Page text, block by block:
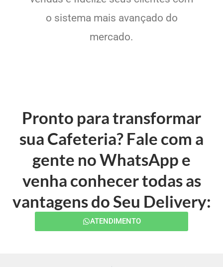
o sistema mais avançado do
mercado.
Pronto para transformar
sua Cafeteria? Fale com a
gente no WhatsApp e
venha conhecer todas as
vantagens do Seu Delivery:
ATENDIMENTO